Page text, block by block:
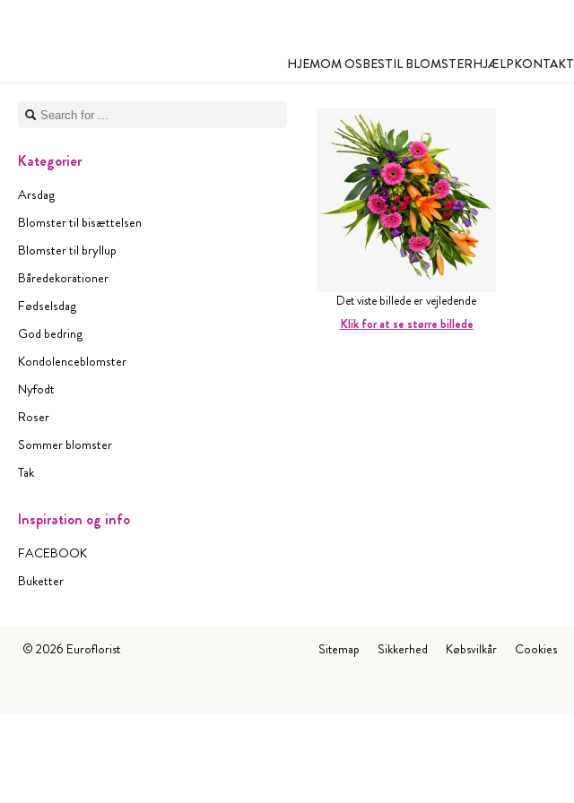
HJEMOM OSBESTIL BLOMSTERHJÆLPKONTAKT
Kategorier
Arsdag
Blomster til bisættelsen
Blomster til bryllup
Båredekorationer
Fødselsdag
God bedring
Kondolenceblomster
Nyfodt
Roser
Sommer blomster
Tak
Inspiration og info
FACEBOOK
Buketter
Det viste billede er vejledende
Klik for at se større billede
© 2026 Euroflorist Sitemap Sikkerhed Købsvilkår Cookies